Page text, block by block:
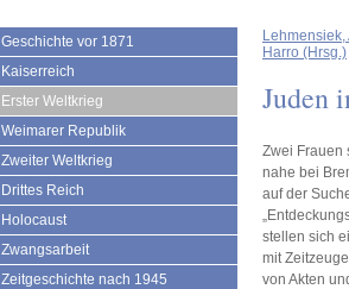
Geschichte vor 1871
Kaiserreich
Erster Weltkrieg
Weimarer Republik
Zweiter Weltkrieg
Drittes Reich
Holocaust
Zwangsarbeit
Zeitgeschichte nach 1945
Harro (Hrsg.)
Juden
Zwei Frauen
nahe bei
auf der
stellen sich
mit
von Akten